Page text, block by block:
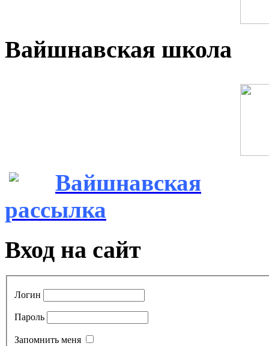
Вайшнавская школа
Вайшнавская
рассылка
Вход на сайт
Логин
Пароль
Запомнить меня